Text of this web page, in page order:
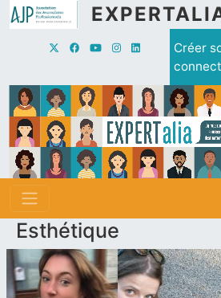
Aller au contenu principal
Menu
Créer
Esthétique